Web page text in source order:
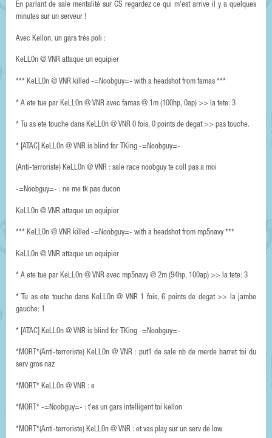
En parlant de sale mentalité sur CS regardez ce qui m'est arrive il y a quelques
minutes sur un serveur !
Avec Kellon, un gars trés poli :
KeLL0n @ VNR attaque un equipier
*** KeLL0n @ VNR killed -=Noobguy=- with a headshot from famas ***
* A ete tue par KeLL0n @ VNR avec famas @ 1m (100hp, 0ap) >> la tete: 3
* Tu as ete touche dans KeLL0n @ VNR 0 fois, 0 points de degat >> pas touche.
* [ATAC] KeLL0n @ VNR is blind for TKing -=Noobguy=-
(Anti-terroriste) KeLL0n @ VNR : sale race noobguy te coll pas a moi
-=Noobguy=- : ne me tk pas ducon
KeLL0n @ VNR attaque un equipier
*** KeLL0n @ VNR killed -=Noobguy=- with a headshot from mp5navy ***
KeLL0n @ VNR attaque un equipier
* A ete tue par KeLL0n @ VNR avec mp5navy @ 2m (94hp, 100ap) >> la tete: 3
* Tu as ete touche dans KeLL0n @ VNR 1 fois, 6 points de degat >> la jambe
gauche: 1
* [ATAC] KeLL0n @ VNR is blind for TKing -=Noobguy=-
*MORT*(Anti-terroriste) KeLL0n @ VNR : put1 de sale nb de merde barret toi du
serv gros naz
*MORT* KeLL0n @ VNR : e
*MORT* -=Noobguy=- : t'es un gars intelligent toi kellon
*MORT*(Anti-terroriste) KeLL0n @ VNR : et vas play sur un serv de low